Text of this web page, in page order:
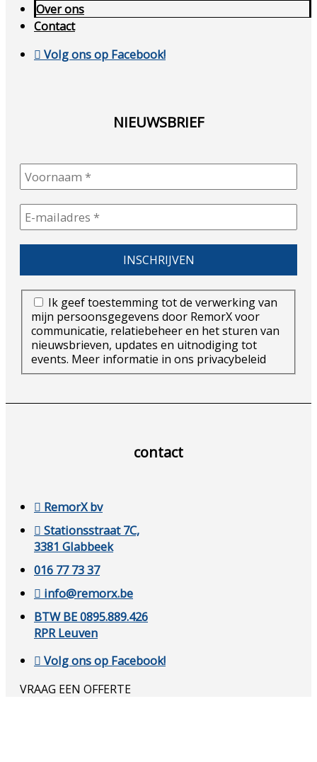
Over ons
Contact
Volg ons op Facebook!
NIEUWSBRIEF
Ik geef toestemming tot de verwerking van
mijn persoonsgegevens door RemorX voor
communicatie, relatiebeheer en het sturen van
nieuwsbrieven, updates en uitnodiging tot
events. Meer informatie in ons privacybeleid
contact
RemorX bv
Stationsstraat 7C,
3381 Glabbeek
016 77 73 37
info@remorx.be
BTW BE 0895.889.426
RPR Leuven
Volg ons op Facebook!
VRAAG EEN OFFERTE